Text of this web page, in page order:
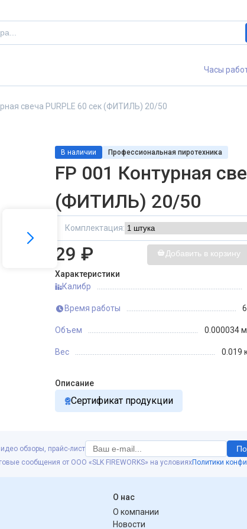
Часы
свеча PURPLE 60 сек (ФИТИЛЬ) 20/50
В наличии Профессиональная пиротехника
FP 001 Контурная
(ФИТИЛЬ) 20/50
Комплектация:
29 ₽ Добавить в корзину
Характеристики
Калибр
Время работы
Объем 0.000034
Вес 0.019
Описание
Сертификат продукции
обзоры, прайс-лист
сообщения от ООО «SLK FIREWORKS» на условияхПолитики
О нас
О компании
Новости